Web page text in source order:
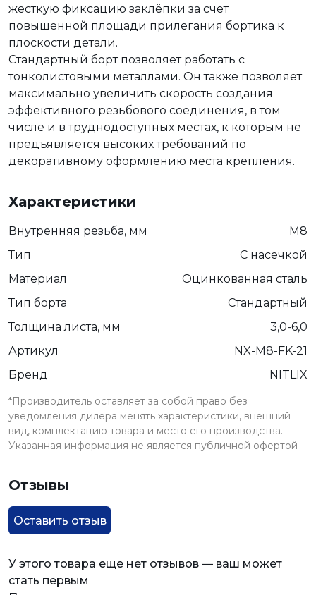
жесткую фиксацию заклёпки за счет
повышенной площади прилегания бортика к
плоскости детали.
Стандартный борт позволяет работать с
тонколистовыми металлами. Он также позволяет
максимально увеличить скорость создания
эффективного резьбового соединения, в том
числе и в труднодоступных местах, к которым не
предъявляется высоких требований по
декоративному оформлению места крепления.
Характеристики
Внутренняя резьба, мм
М8
Тип
С насечкой
Материал
Оцинкованная сталь
Тип борта
Стандартный
Толщина листа, мм
3,0-6,0
Артикул
NX-M8-FK-21
Бренд
NITLIX
*Производитель оставляет за собой право без
уведомления дилера менять характеристики, внешний
вид, комплектацию товара и место его производства.
Указанная информация не является публичной офертой
Отзывы
Оставить отзыв
У этого товара еще нет отзывов — ваш может
стать первым